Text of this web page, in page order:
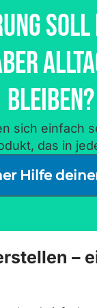
Bleiben?
sich einfach
das in
Hilfe
–